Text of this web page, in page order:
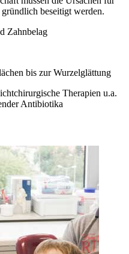
beseitigt werden.
Zahnbelag
bis zur Wurzelglättung
Therapien u.a.
Antibiotika